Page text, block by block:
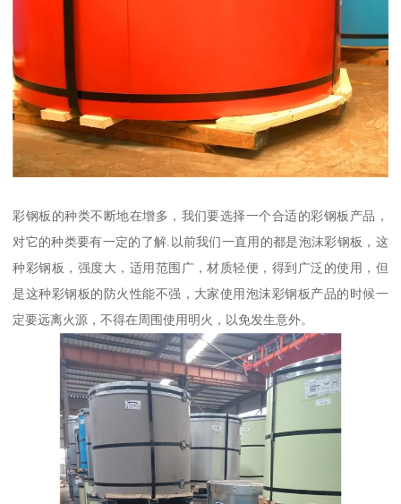
彩钢板的种类不断地在增多，我们要选择一个合适的彩钢板产品，
对它的种类要有一定的了解.以前我们一直用的都是泡沫彩钢板，这
种彩钢板，强度大，适用范围广，材质轻便，得到广泛的使用，但
是这种彩钢板的防火性能不强，大家使用泡沫彩钢板产品的时候一
定要远离火源，不得在周围使用明火，以免发生意外。